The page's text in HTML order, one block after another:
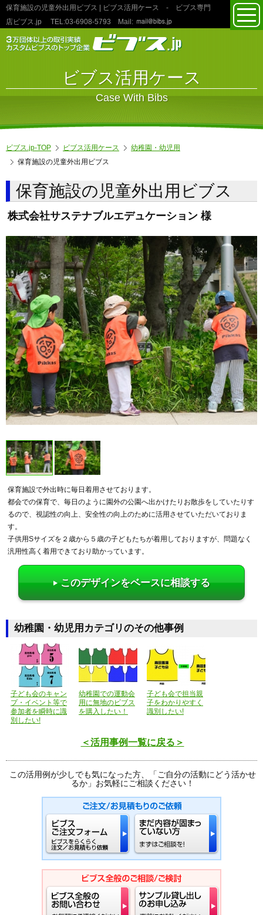
保育施設の児童外出用ビブス | ビブス活用ケース - ビブス専門
店ビブス.jp
TEL:03‐6908‐5793 Mail:
ビブス活用ケース
Case With Bibs
ビブス.jp-TOP ビブス活用ケース
幼稚園・幼児用
保育施設の児童外出用ビブス
保育施設の児童外出用ビブス
株式会社サステナブルエデュケーション 様
保育施設で外出時に毎日着用させております。
都会での保育で、毎日のように園外の公園へ出かけたりお散歩をしていたりす
るので、視認性の向上、安全性の向上のために活用させていただいておりま
す。
子供用Sサイズを２歳から５歳の子どもたちが着用しておりますが、問題なく
汎用性高く着用できており助かっています。
このデザインをベースに相談する
幼稚園・幼児用カテゴリのその他事例
子ども会のキャン
プ・イベント等で
参加者を瞬時に識
別したい!
幼稚園での運動会
用に無地のビブス
を購入したい！
子ども会で担当親
子をわかりやすく
識別したい!
＜活用事例一覧に戻る＞
この活用例が少しでも気になった方、「ご自分の活動にどう活かせ
るか」お気軽にご相談ください！